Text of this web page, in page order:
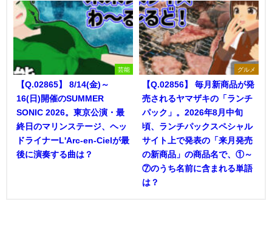
芸能
【Q.02865】 8/14(金)～
16(日)開催のSUMMER
SONIC 2026。東京公演・最
終日のマリンステージ、ヘッ
ドライナーL'Arc-en-Cielが最
後に演奏する曲は？
グルメ
【Q.02856】 毎月新商品が発
売されるヤマザキの「ランチ
パック」。2026年8月中旬
頃、ランチパックスペシャル
サイト上で発表の「来月発売
の新商品」の商品名で、①～
⑦のうち名前に含まれる単語
は？